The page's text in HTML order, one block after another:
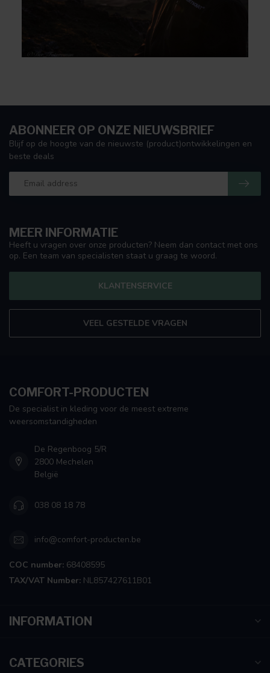
MEER INFORMATIE
Heeft u vragen over onze producten? Neem dan contact met ons
op. Een team van specialisten staat u graag te woord.
KLANTENSERVICE
VEEL GESTELDE VRAGEN
ABONNEER OP ONZE NIEUWSBRIEF
Blijf op de hoogte van de nieuwste (product)ontwikkelingen en
beste deals
COMFORT-PRODUCTEN
De specialist in kleding voor de meest extreme
weersomstandigheden
De Regenboog 5/R
2800 Mechelen
België
038 08 18 78
info@comfort-producten.be
COC number: 68408595
TAX/VAT Number: NL857427611B01
INFORMATION
CATEGORIES